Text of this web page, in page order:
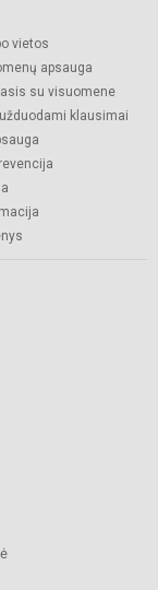
vietos
apsauga
su visuomene
klausimai